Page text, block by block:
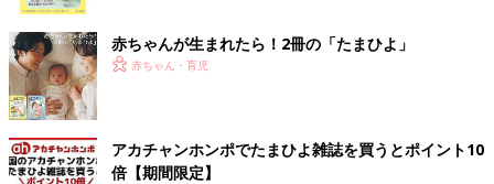
赤ちゃんが生まれたら！2冊の「たまひよ」
赤ちゃん・育児
アカチャンホンポでたまひよ雑誌を買うとポイント10
倍【期間限定】